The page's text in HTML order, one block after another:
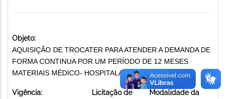
Objeto:
AQUISIÇÃO DE TROCATER PARA ATENDER A DEMANDA DE
FORMA CONTINUA POR UM PERÍODO DE 12 MESES
MATERIAIS MÉDICO- HOSPITALARES EM GERAL
Vigência:
Licitação de
Modalidade da